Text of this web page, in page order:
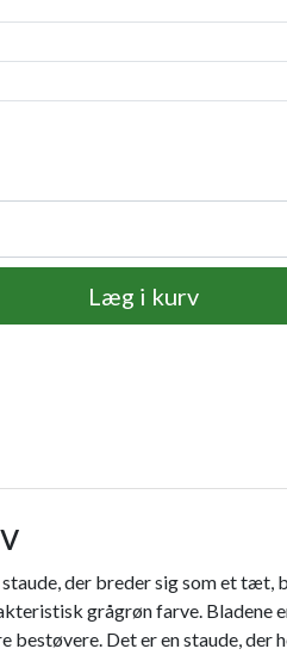
Læg i kurv
der breder sig som et
grågrøn farve.
Det er en staude, der